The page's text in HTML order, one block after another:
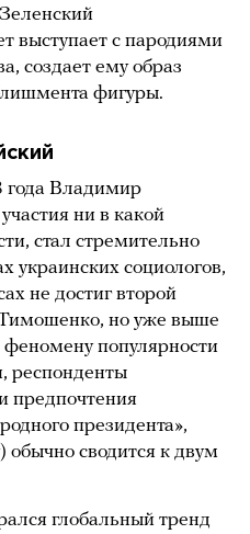
выступает с пародиями
создает ему образ
фигуры.
года Владимир
ни в какой
стал стремительно
украинских социологов,
не достиг второй
но уже выше
популярности
респонденты
предпочтения
президента»,
обычно сводится к двум
глобальный тренд